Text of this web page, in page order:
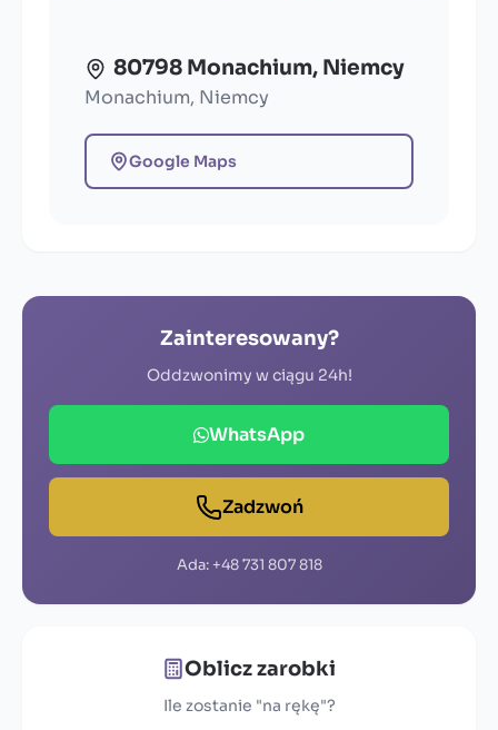
80798 Monachium, Niemcy
Monachium, Niemcy
Google Maps
Zainteresowany?
Oddzwonimy w ciągu 24h!
WhatsApp
Zadzwoń
Ada: +48 731 807 818
Oblicz zarobki
Ile zostanie "na rękę"?